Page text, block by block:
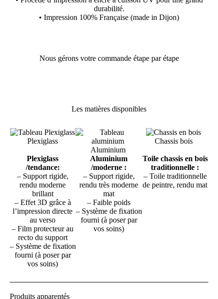
durabilité.
• Impression 100% Française (made in Dijon)
Nous gérons votre commande étape par étape
Les matières disponibles
Plexiglass
Aluminium
Chassis bois
Plexiglass
/tendance:
– Support rigide,
rendu moderne
brillant
– Effet 3D grâce à
l’impression directe
au verso
– Film protecteur au
recto du support
– Système de fixation
fourni (à poser par
vos soins)
Aluminium
/moderne :
– Support rigide,
rendu très moderne
mat
– Faible poids
– Système de fixation
fourni (à poser par
vos soins)
Toile chassis en bois
traditionnelle :
– Toile traditionnelle
de peintre, rendu mat
Produits apparentés